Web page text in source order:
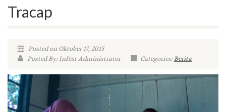
Tracap
Posted on Oktober 17, 2015
Posted By: Infest Administrator
Categories:Berita